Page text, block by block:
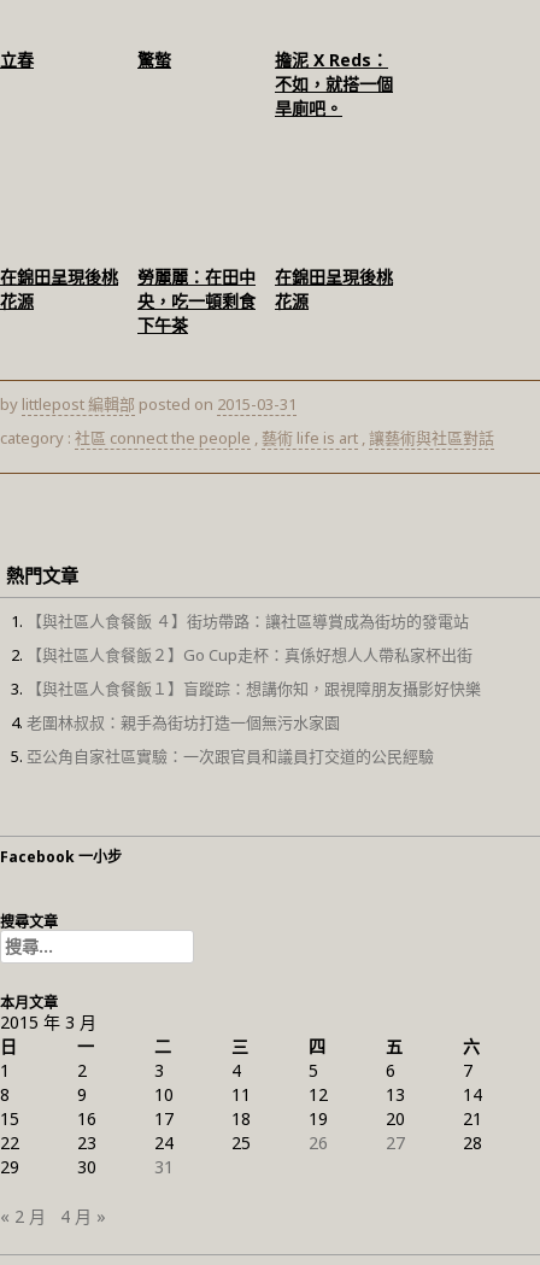
立春 驚螫
擔泥 X Reds：
不如，就搭一個
旱廁吧。
在錦田呈現後桃
花源
勞麗麗：在田中
央，吃一頓剩食
下午茶
在錦田呈現後桃
花源
by littlepost 編輯部 posted on 2015-03-31
category : 社區 connect the people 藝術 life is art 讓藝術與社區對話
熱門文章
【與社區人食餐飯 ４】街坊帶路：讓社區導賞成為街坊的發電站
【與社區人食餐飯２】Go Cup走杯：真係好想人人帶私家杯出街
【與社區人食餐飯１】盲蹤踪：想講你知，跟視障朋友攝影好快樂
老圍林叔叔：親手為街坊打造一個無污水家園
亞公角自家社區實驗：一次跟官員和議員打交道的公民經驗
Facebook 一小步
搜尋文章
搜
尋
鍵
字:
本月文章
2015 年 3 月
日
一 二 三 四 五
六
1
2 3 4 5 6
7
8
9 10 11 12 13
14
15
16 17 18 19 20
21
22
23 24 25 26 27
28
29
30 31
« 2 月 4 月 »